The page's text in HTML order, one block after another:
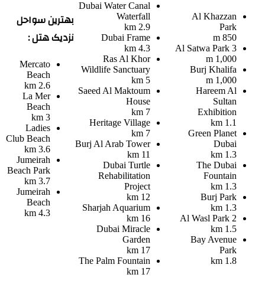
Al Khazzan
Park
850 m
Al Satwa Park 3
1,000 m
Burj Khalifa
1,000 m
Hareem Al
Sultan
Exhibition
Green Planet
Dubai
1.3 km
The Dubai
Fountain
1.3 km
Burj Park
1.3 km
Al Wasl Park 2
1.5 km
Bay Avenue
Park
1.8 km
Dubai Water Canal
Waterfall
2.9 km
Dubai Frame
4.3 km
Ras Al Khor
Wildlife Sanctuary
Saeed Al Maktoum
House
Heritage Village
Burj Al Arab Tower
Dubai Turtle
Rehabilitation
Project
Sharjah Aquarium
Dubai Miracle
Garden
The Palm Fountain
بهترین سواحل
نزدیک هتل :
Mercato
Beach
2.6 km
La Mer
Beach
Ladies
Club Beach
3.6 km
Jumeirah
Beach Park
3.7 km
Jumeirah
Beach
4.3 km